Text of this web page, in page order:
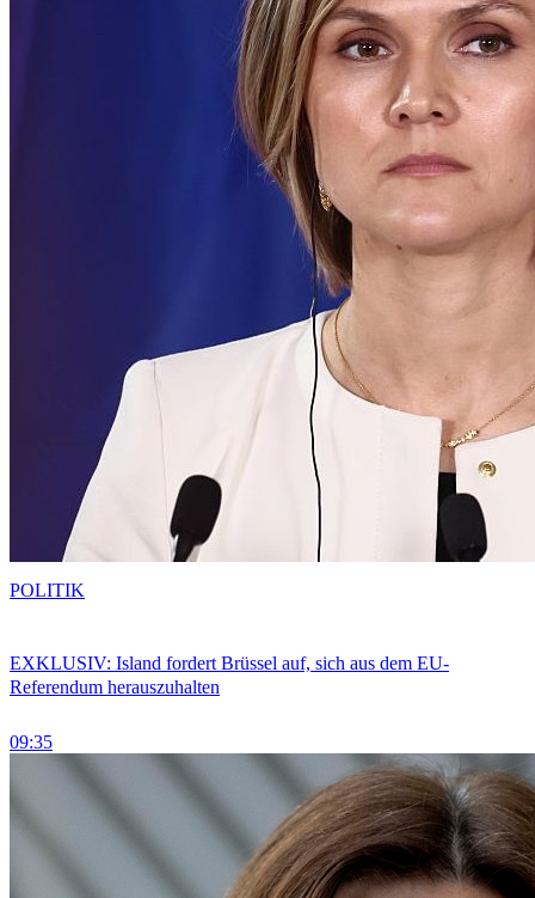
EXKLUSIV: Island fordert Brüssel auf, sich aus dem EU-
Referendum herauszuhalten
09:35
POLITIK